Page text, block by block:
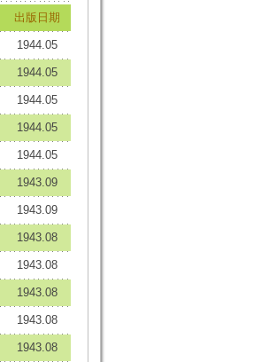
出版日期
1944.05
1944.05
1944.05
1944.05
1944.05
1943.09
1943.09
1943.08
1943.08
1943.08
1943.08
1943.08